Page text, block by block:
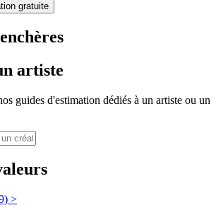
gratuite
artiste
guides d'estimation dédiés à un artiste ou un
>